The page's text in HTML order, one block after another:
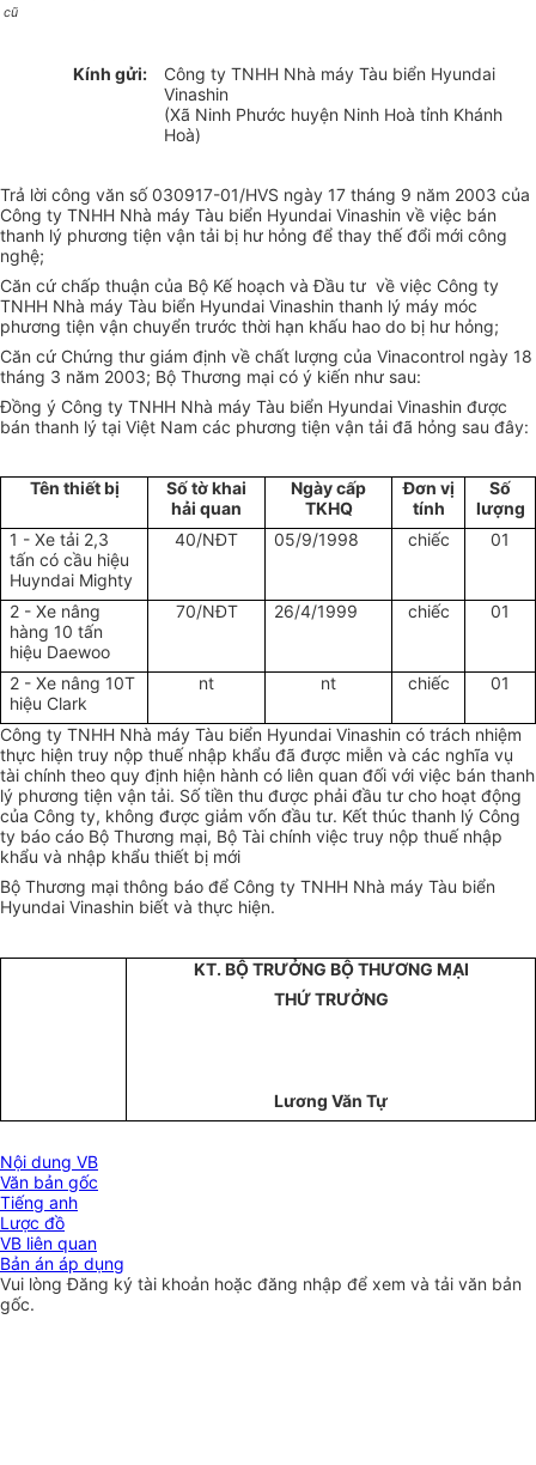
cũ
Kính gửi:
Công ty TNHH Nhà máy Tàu biển Hyundai
Vinashin
(Xã Ninh Phước huyện Ninh Hoà tỉnh Khánh
Hoà)
Trả lời công văn số 030917-01/HVS ngày 17 tháng 9 năm 2003 của
Công ty TNHH Nhà máy Tàu biển Hyundai Vinashin về việc bán
thanh lý phương tiện vận tải bị hư hỏng để thay thế đổi mới công
nghệ;
Căn cứ chấp thuận của Bộ Kế hoạch và Đầu tư về việc Công ty
TNHH Nhà máy Tàu biển Hyundai Vinashin thanh lý máy móc
phương tiện vận chuyển trước thời hạn khấu hao do bị hư hỏng;
Căn cứ Chứng thư giám định về chất lượng của Vinacontrol ngày 18
tháng 3 năm 2003; Bộ Thương mại có ý kiến như sau:
Đồng ý Công ty TNHH Nhà máy Tàu biển Hyundai Vinashin được
bán thanh lý tại Việt Nam các phương tiện vận tải đã hỏng sau đây:
Tên thiết bị
Số tờ khai
hải quan
Ngày cấp
TKHQ
Đơn vị
tính
Số
lượng
1 - Xe tải 2,3
tấn có cầu hiệu
Huyndai Mighty
40/NĐT 05/9/1998 chiếc 01
2 - Xe nâng
hàng 10 tấn
hiệu Daewoo
70/NĐT 26/4/1999 chiếc 01
2 - Xe nâng 10T
hiệu Clark
nt nt chiếc 01
Công ty TNHH Nhà máy Tàu biển Hyundai Vinashin có trách nhiệm
thực hiện truy nộp thuế nhập khẩu đã được miễn và các nghĩa vụ
tài chính theo quy định hiện hành có liên quan đối với việc bán thanh
lý phương tiện vận tải. Số tiền thu được phải đầu tư cho hoạt động
của Công ty, không được giảm vốn đầu tư. Kết thúc thanh lý Công
ty báo cáo Bộ Thương mại, Bộ Tài chính việc truy nộp thuế nhập
khẩu và nhập khẩu thiết bị mới
Bộ Thương mại thông báo để Công ty TNHH Nhà máy Tàu biển
Hyundai Vinashin biết và thực hiện.
KT. BỘ TRƯỞNG BỘ THƯƠNG MẠI
THỨ TRƯỞNG
Lương Văn Tự
Nội dung VB
Văn bản gốc
Tiếng anh
Lược đồ
VB liên quan
Bản án áp dụng
Vui lòngĐăng ký tài khoản hoặc đăng nhập để xem và tải văn bản
gốc.